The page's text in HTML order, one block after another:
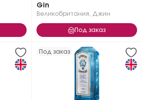
Gin
Великобритания Джин
Под заказ
Под заказ